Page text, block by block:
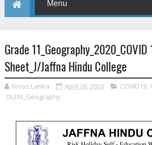
Grade
Sheet_J/Jaffna Hindu College
Focus Lanka April 26, 2020 COVID19,
OLEM_Geography